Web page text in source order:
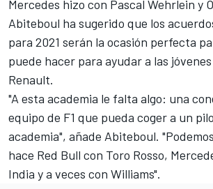
Mercedes hizo con Pascal Wehrlein y
Abiteboul ha sugerido que los
para 2021 serán la ocasión perfecta
puede hacer para ayudar a las
Renault.
"A esta academia le falta algo: una
equipo de F1 que pueda coger a un
academia", añade Abiteboul.
hace Red Bull con Toro Rosso,
India y a veces con Williams".